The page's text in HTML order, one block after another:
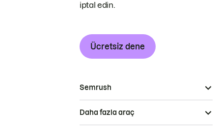
iptal edin.
Ücretsiz dene
Semrush
Daha fazla araç